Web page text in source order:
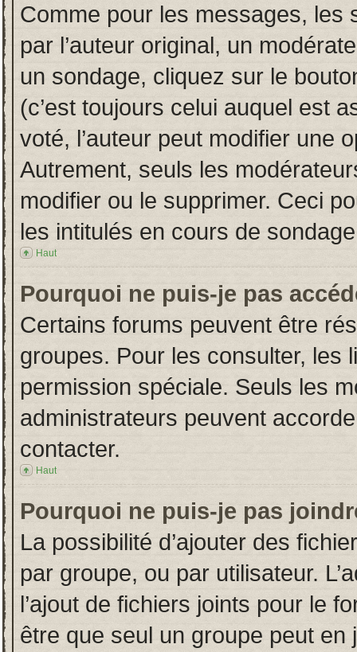
Comme pour les messages, les
par l’auteur original, un
un sondage, cliquez sur le
(c’est toujours celui auquel est
voté, l’auteur peut modifier une
Autrement, seuls les
modifier ou le supprimer. Ceci
les intitulés en cours de
Haut
Pourquoi ne puis-je pas
Certains forums peuvent être
groupes. Pour les consulter, les
permission spéciale. Seuls les
administrateurs peuvent
contacter.
Haut
Pourquoi ne puis-je pas
La possibilité d’ajouter des
par groupe, ou par utilisateur.
l’ajout de fichiers joints pour le
être que seul un groupe peut en